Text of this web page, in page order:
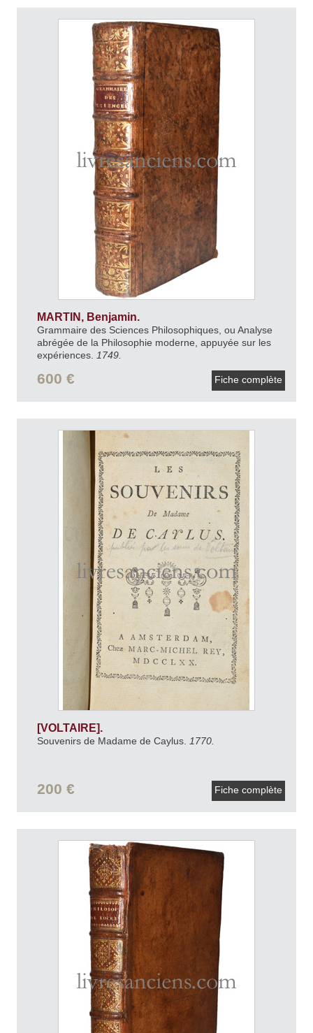
MARTIN, Benjamin.
Grammaire des Sciences Philosophiques, ou Analyse
abrégée de la Philosophie moderne, appuyée sur les
expériences.
1749.
600 € Fiche complète
[VOLTAIRE].
Souvenirs de Madame de Caylus. 1770.
200 € Fiche complète